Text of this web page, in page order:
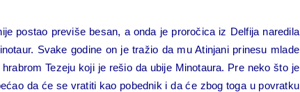
postao previše besan, a onda je proročica iz Delfija naredila
Svake godine on je tražio da mu Atinjani prinesu mlade
Tezeju koji je rešio da ubije Minotaura. Pre neko što je
da će se vratiti kao pobednik i da će zbog toga u povratku